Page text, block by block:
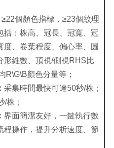
個顏色指標，≥23個紋理
括：株高、冠長、冠寬、冠
度、卷葉程度、偏心率、圓
形維數、頂視/側視RHS比
R\G\B顏色分量等；
采集時間最快可達50秒/株；
/株；
界面簡潔友好，一鍵執行數
程操作，提升分析速度、節